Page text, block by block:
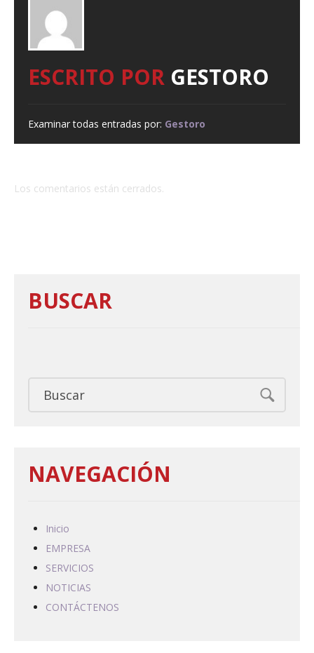
ESCRITO POR GESTORO
Examinar todas entradas por: Gestoro
Los comentarios están cerrados.
BUSCAR
NAVEGACIÓN
Inicio
EMPRESA
SERVICIOS
NOTICIAS
CONTÁCTENOS